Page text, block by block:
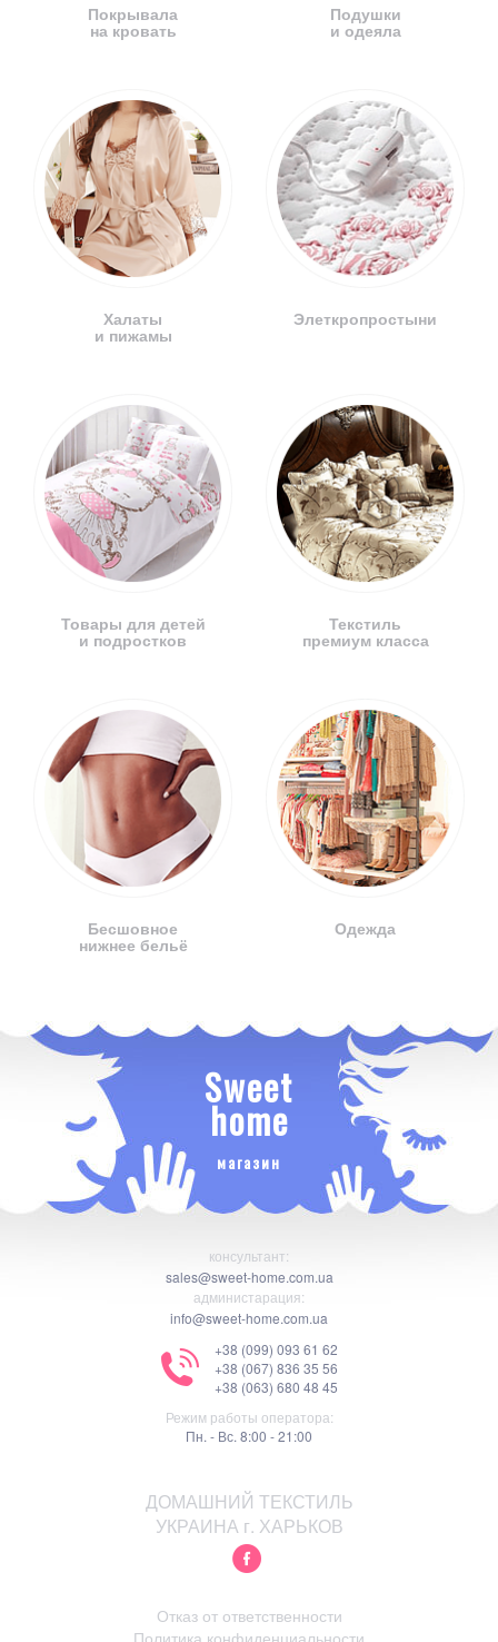
Покрывала
на кровать
Халаты
и пижамы
Товары для детей
и подростков
Бесшовное
нижнее бельё
Подушки
и одеяла
Элеткропростыни
Текстиль
премиум класса
Одежда
Sweet
home
магазин
консультант:
sales@sweet-home.com.ua
администарация:
info@sweet-home.com.ua
+38 (099) 093 61 62
+38 (067) 836 35 56
+38 (063) 680 48 45
Режим работы оператора:
Пн. - Вс. 8:00 - 21:00
ДОМАШНИЙ ТЕКСТИЛЬ
УКРАИНА г. ХАРЬКОВ
Отказ от ответственности
Политика конфиденциальности